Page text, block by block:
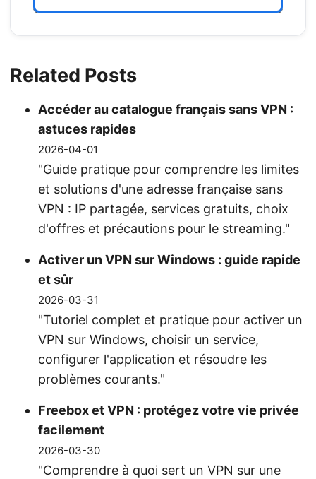
Related Posts
Accéder au catalogue français sans VPN :
astuces rapides
2026-04-01
"Guide pratique pour comprendre les limites
et solutions d'une adresse française sans
VPN : IP partagée, services gratuits, choix
d'offres et précautions pour le streaming."
Activer un VPN sur Windows : guide rapide
et sûr
2026-03-31
"Tutoriel complet et pratique pour activer un
VPN sur Windows, choisir un service,
configurer l'application et résoudre les
problèmes courants."
Freebox et VPN : protégez votre vie privée
facilement
2026-03-30
"Comprendre à quoi sert un VPN sur une